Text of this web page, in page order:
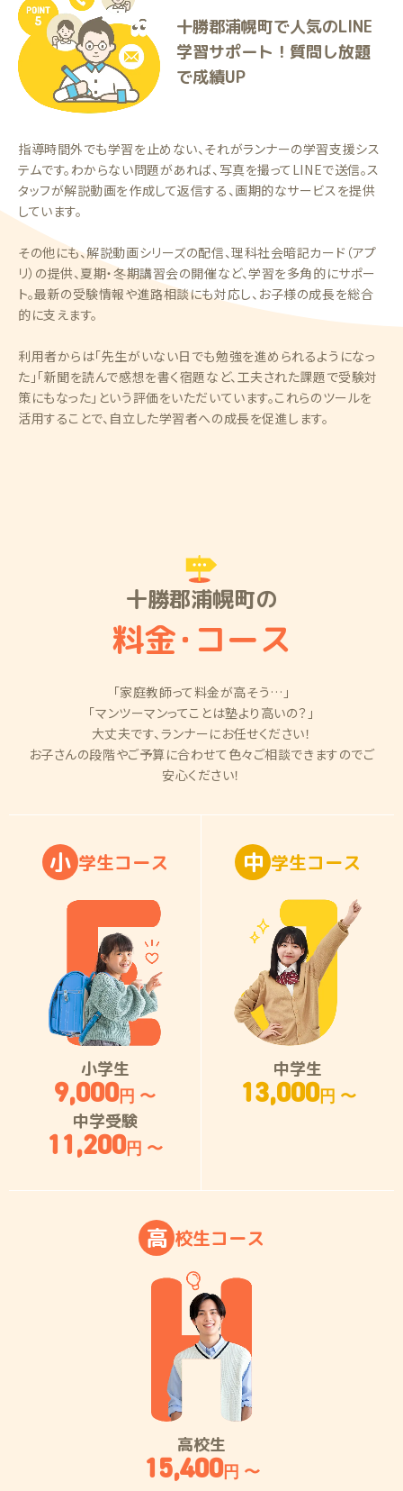
十勝郡浦幌町で人気のLINE
学習サポート！質問し放題
で成績UP
指導時間外でも学習を止めない、それがランナーの学習支援シス
テムです。わからない問題があれば、写真を撮ってLINEで送信。ス
タッフが解説動画を作成して返信する、画期的なサービスを提供
しています。
その他にも、解説動画シリーズの配信、理科社会暗記カード（アプ
リ）の提供、夏期・冬期講習会の開催など、学習を多角的にサポー
ト。最新の受験情報や進路相談にも対応し、お子様の成長を総合
的に支えます。
利用者からは「先生がいない日でも勉強を進められるようになっ
た」「新聞を読んで感想を書く宿題など、工夫された課題で受験対
策にもなった」という評価をいただいています。これらのツールを
活用することで、自立した学習者への成長を促進します。
十勝郡浦幌町の
料金・コース
「家庭教師って料金が高そう…」
「マンツーマンってことは塾より高いの？」
大丈夫です、ランナーにお任せください！
お子さんの段階やご予算に合わせて色々ご相談できますのでご
安心ください！
小 学生コース
小学生
9,000円 〜
中学受験
11,200円 〜
中 学生コース
中学生
13,000円 〜
高 校生コース
高校生
15,400円 〜